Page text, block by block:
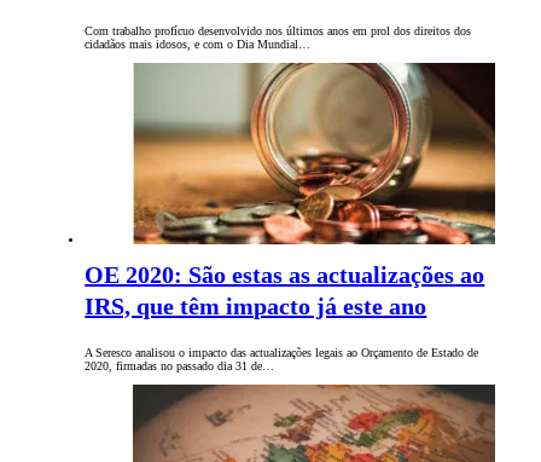
Com trabalho profícuo desenvolvido nos últimos anos em prol dos direitos dos
cidadãos mais idosos, e com o Dia Mundial…
OE 2020: São estas as actualizações ao
IRS, que têm impacto já este ano
A Seresco analisou o impacto das actualizações legais ao Orçamento de Estado de
2020, firmadas no passado dia 31 de…